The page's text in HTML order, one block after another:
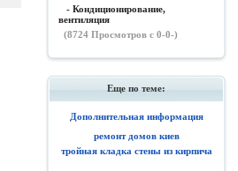
- Кондиционирование,
вентиляция
(8724Просмотров с 0-0-)
Еще по теме:
Дополнительная информация
ремонт домов киев
тройная кладка стены из кирпича